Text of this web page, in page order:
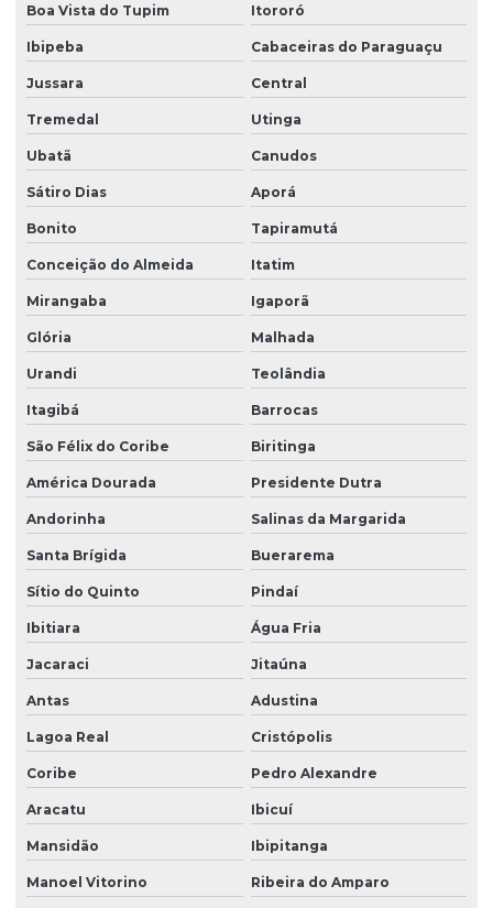
Plano de gerenciamento de resíduos sólidos pgrs
Plano pgrss
Plano de recuperação de áreas degradadas
Prestação de serviços ambientais
Prestador de serviços ambientais
Processo de licenciamento ambiental para indústrias
Projeto de recuperação de área degradada prad
Projeto de recuperação de áreas degradadas
Projetos de educação ambiental
Recuperação de áreas degradadas
Recuperação de áreas degradadas engenharia ambiental
Recuperação de áreas degradadas erosão
Recuperação de áreas degradadas e manejo de resíduos
Recuperação de áreas degradadas pela mineração
Recuperação de áreas degradadas prad
Recuperação de áreas degradadas rurais
Regularização ambiental
Regularização ambiental na bahia
Regularização ambiental das propriedades
Regularização ambiental do empreendimento
Regularização ambiental de imóveis
Boa Vista do Tupim Itororó
Ibipeba Cabaceiras do Paraguaçu
Jussara Central
Tremedal Utinga
Ubatã Canudos
Sátiro Dias Aporá
Bonito Tapiramutá
Conceição do Almeida Itatim
Mirangaba Igaporã
Glória Malhada
Urandi Teolândia
Itagibá Barrocas
São Félix do Coribe Biritinga
América Dourada Presidente Dutra
Andorinha Salinas da Margarida
Santa Brígida Buerarema
Sítio do Quinto Pindaí
Ibitiara Água Fria
Jacaraci Jitaúna
Antas Adustina
Lagoa Real Cristópolis
Coribe Pedro Alexandre
Aracatu Ibicuí
Mansidão Ibipitanga
Manoel Vitorino Ribeira do Amparo